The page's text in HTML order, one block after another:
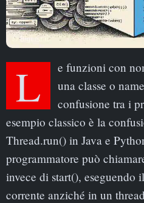
Le funzioni con nomi simili all’interno di
una classe o
confusione tra i
esempio classico è la
Thread.run() in Java e
programmatore può
invece di start(), eseguendo
corrente anziché in un